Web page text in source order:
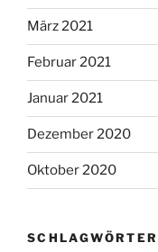
März 2021
Februar 2021
Januar 2021
Dezember 2020
Oktober 2020
SCHLAGWÖRTER